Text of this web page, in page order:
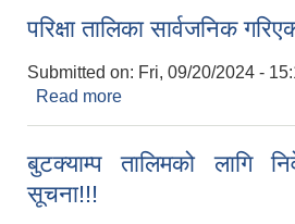
परिक्षा तालिका सार्वजनिक
Submitted on: Fri, 09/20/2024 -
Read more
बुटक्याम्प तालिमको लागि
सूचना!!!